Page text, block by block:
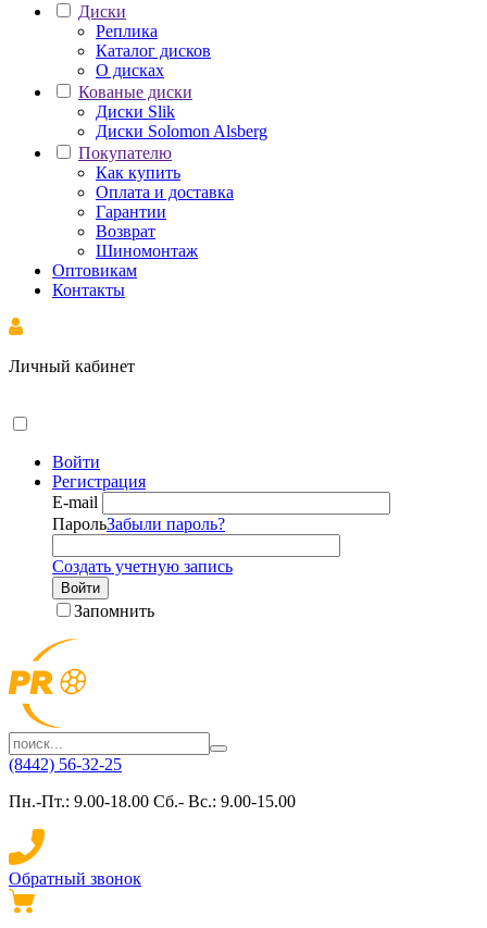
Диски
Реплика
Каталог дисков
О дисках
Кованые диски
Диски Slik
Диски Solomon Alsberg
Покупателю
Как купить
Оплата и доставка
Гарантии
Возврат
Шиномонтаж
Оптовикам
Контакты
Личный кабинет
Войти
Регистрация
E-mail
ПарольЗабыли пароль?
Создать учетную запись
Войти
Запомнить
(8442) 56-32-25
Пн.-Пт.: 9.00-18.00 Сб.- Вс.: 9.00-15.00
Обратный звонок